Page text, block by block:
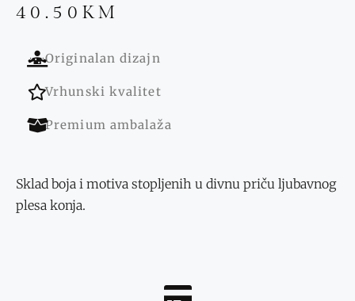
40.50 KM
Originalan dizajn
Vrhunski kvalitet
Premium ambalaža
Sklad boja i motiva stopljenih u divnu priču ljubavnog
plesa konja.